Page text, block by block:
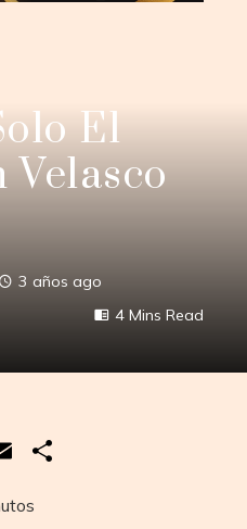
El
Velasco
3 años ago
4 Mins Read
Email